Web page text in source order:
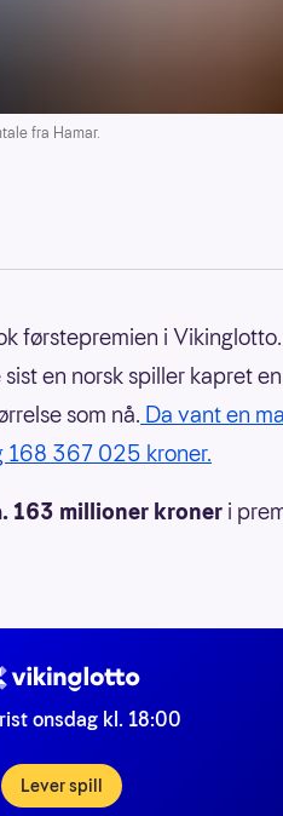
fra Hamar.
førstepremien i
en norsk spiller kapret en
som nå. Da vant en
168 367 025 kroner.
163 millioner kroner i
onsdag kl. 18:00
Lever spill